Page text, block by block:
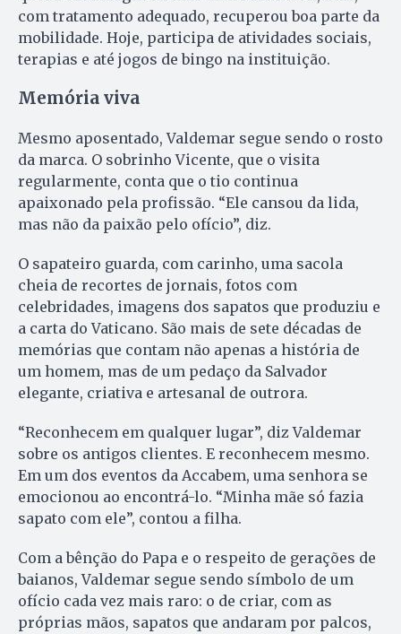
com tratamento adequado, recuperou boa parte da
mobilidade. Hoje, participa de atividades sociais,
terapias e até jogos de bingo na instituição.
Memória viva
Mesmo aposentado, Valdemar segue sendo o rosto
da marca. O sobrinho Vicente, que o visita
regularmente, conta que o tio continua
apaixonado pela profissão. “Ele cansou da lida,
mas não da paixão pelo ofício”, diz.
O sapateiro guarda, com carinho, uma sacola
cheia de recortes de jornais, fotos com
celebridades, imagens dos sapatos que produziu e
a carta do Vaticano. São mais de sete décadas de
memórias que contam não apenas a história de
um homem, mas de um pedaço da Salvador
elegante, criativa e artesanal de outrora.
“Reconhecem em qualquer lugar”, diz Valdemar
sobre os antigos clientes. E reconhecem mesmo.
Em um dos eventos da Accabem, uma senhora se
emocionou ao encontrá-lo. “Minha mãe só fazia
sapato com ele”, contou a filha.
Com a bênção do Papa e o respeito de gerações de
baianos, Valdemar segue sendo símbolo de um
ofício cada vez mais raro: o de criar, com as
próprias mãos, sapatos que andaram por palcos,